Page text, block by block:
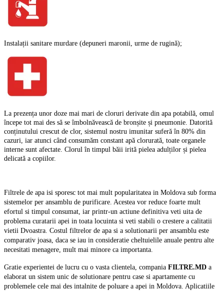
Instalații sanitare murdare (depuneri maronii, urme de rugină);
La prezența unor doze mai mari de cloruri derivate din apa potabilă, omul
începe tot mai des să se îmbolnăvească de bronșite și pneumonie. Datorită
conținutului crescut de clor, sistemul nostru imunitar suferă în 80% din
cazuri, iar atunci când consumăm constant apă clorurată, toate organele
interne sunt afectate. Clorul în timpul băii irită pielea adulților și pielea
delicată a copiilor.
Filtrele de apa isi sporesc tot mai mult popularitatea in Moldova sub forma
sistemelor per ansamblu de purificare. Acestea vor reduce foarte mult
efortul si timpul consumat, iar printr-un actiune definitiva veti uita de
problema curatarii apei in toata locuinta si veti stabili o crestere a calitatii
vietii Dvoastra. Costul filtrelor de apa si a solutionarii per ansamblu este
comparativ joasa, daca se iau in consideratie cheltuielile anuale pentru alte
necesitati menagere, mult mai minore ca importanta.
Gratie experientei de lucru cu o vasta clientela, compania FILTRE.MD a
elaborat un sistem unic de solutionare pentru case si apartamente cu
problemele cele mai des intalnite de poluare a apei in Moldova. Aplicatiile